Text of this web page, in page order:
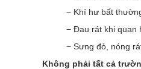
− Khí hư bất
− Đau rát khi quan
− Sưng đỏ, nóng
Không phải tất cả